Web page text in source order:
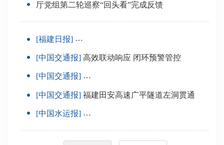
厅党组第二轮巡察“回头看”完成反馈
[福建日报] 福州：开展内河水系客渡运专项安全检查
[中国交通报] 高效联动响应 闭环预警管控
[中国交通报] 厦金大桥观音山互通主线桥拱肋合龙
[中国交通报] 福建田安高速广平隧道左洞贯通
[中国水运报] 全国首个自动化码头抵港直装海铁联运